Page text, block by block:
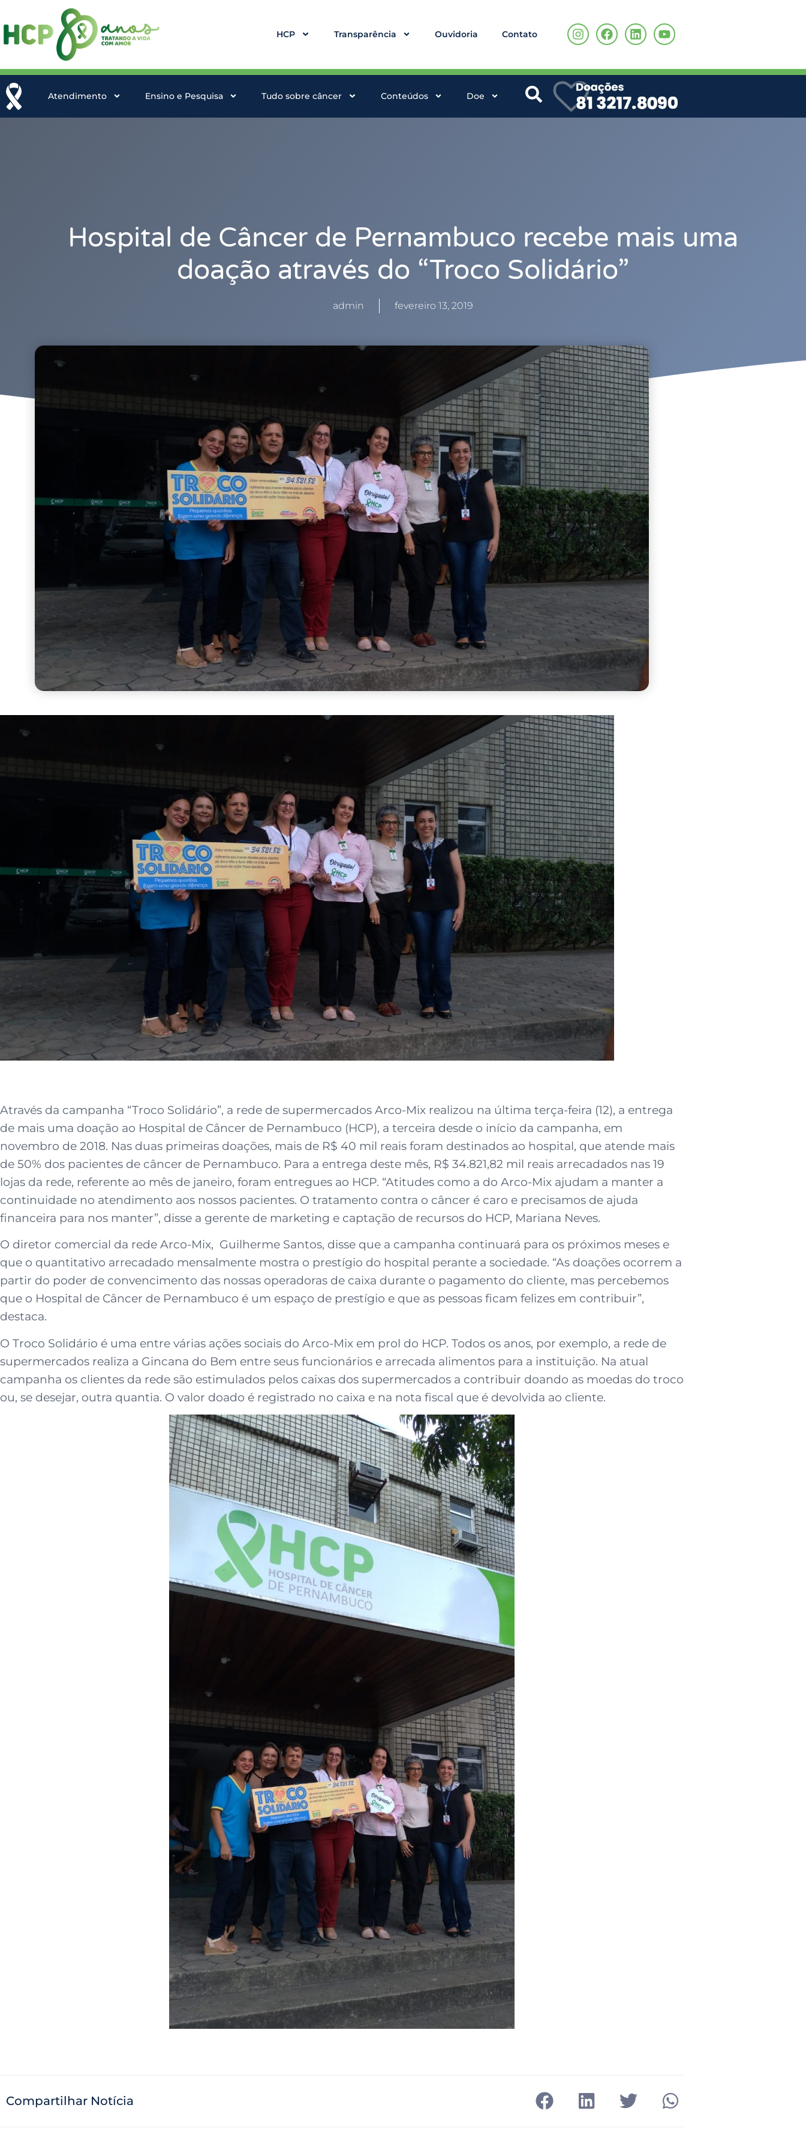
HCP Transparência Ouvidoria Contato
Atendimento Ensino e Pesquisa Tudo sobre câncer Conteúdos Doe
Hospital de Câncer de Pernambuco recebe mais uma
doação através do “Troco Solidário”
admin fevereiro 13, 2019
Através da campanha “Troco Solidário”, a rede de supermercados Arco-Mix realizou na última terça-feira (12), a entrega
de mais uma doação ao Hospital de Câncer de Pernambuco (HCP), a terceira desde o início da campanha, em
novembro de 2018. Nas duas primeiras doações, mais de R$ 40 mil reais foram destinados ao hospital, que atende mais
de 50% dos pacientes de câncer de Pernambuco. Para a entrega deste mês, R$ 34.821,82 mil reais arrecadados nas 19
lojas da rede, referente ao mês de janeiro, foram entregues ao HCP. “Atitudes como a do Arco-Mix ajudam a manter a
continuidade no atendimento aos nossos pacientes. O tratamento contra o câncer é caro e precisamos de ajuda
financeira para nos manter”, disse a gerente de marketing e captação de recursos do HCP, Mariana Neves.
O diretor comercial da rede Arco-Mix, Guilherme Santos, disse que a campanha continuará para os próximos meses e
que o quantitativo arrecadado mensalmente mostra o prestígio do hospital perante a sociedade. “As doações ocorrem a
partir do poder de convencimento das nossas operadoras de caixa durante o pagamento do cliente, mas percebemos
que o Hospital de Câncer de Pernambuco é um espaço de prestígio e que as pessoas ficam felizes em contribuir”,
destaca.
O Troco Solidário é uma entre várias ações sociais do Arco-Mix em prol do HCP. Todos os anos, por exemplo, a rede de
supermercados realiza a Gincana do Bem entre seus funcionários e arrecada alimentos para a instituição. Na atual
campanha os clientes da rede são estimulados pelos caixas dos supermercados a contribuir doando as moedas do troco
ou, se desejar, outra quantia. O valor doado é registrado no caixa e na nota fiscal que é devolvida ao cliente.
Compartilhar Notícia